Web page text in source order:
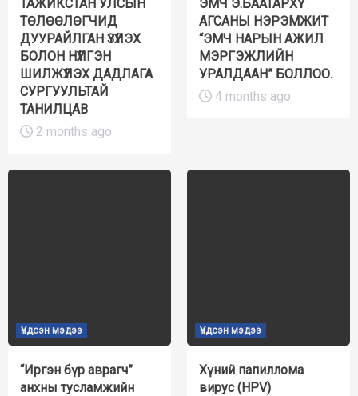
ТАЖИКСТАН УЛСЫН
ТӨЛӨӨЛӨГЧИД
ДУУРАЙЛГАН ҮЗҮҮЛЭХ
БОЛОН НҮҮЛГЭН
ШИЛЖҮҮЛЭХ ДАДЛАГА
СУРГУУЛЬТАЙ
ТАНИЛЦАВ
2 months ago
ЭМЧ Э.БААТАРХҮҮ
АГСАНЫ НЭРЭМЖИТ
“ЭМЧ НАРЫН АЖИЛ
МЭРГЭЖЛИЙН
УРАЛДААН” БОЛЛОО.
4 months ago
Үндсэн мэдээ
“Иргэн бүр аврагч”
анхны тусламжийн
Үндсэн мэдээ
Хүний папиллома
вирус (HPV)